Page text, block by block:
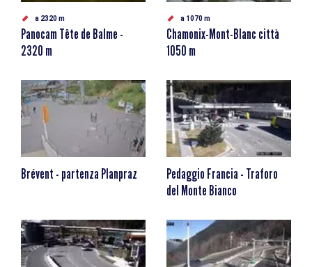
a 2320 m
Panocam Tête de Balme -
2320 m
a 1070 m
Chamonix-Mont-Blanc città
1050 m
Brévent - partenza Planpraz
Pedaggio Francia - Traforo
del Monte Bianco